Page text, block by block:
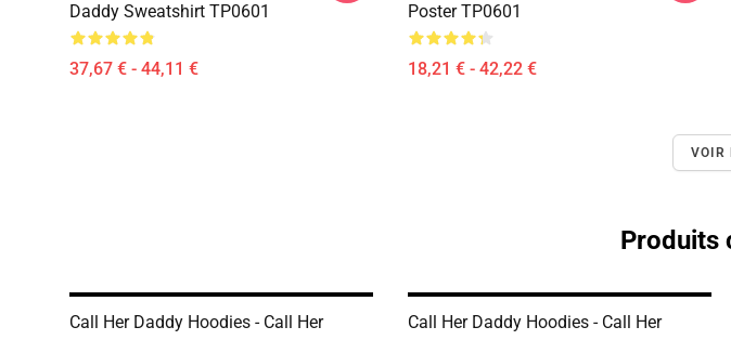
Daddy Sweatshirt TP0601
37,67 € - 44,11 €
Poster TP0601
18,21 € - 42,22 €
VOIR
Produits
Call Her Daddy Hoodies - Call Her
Call Her Daddy Hoodies - Call Her